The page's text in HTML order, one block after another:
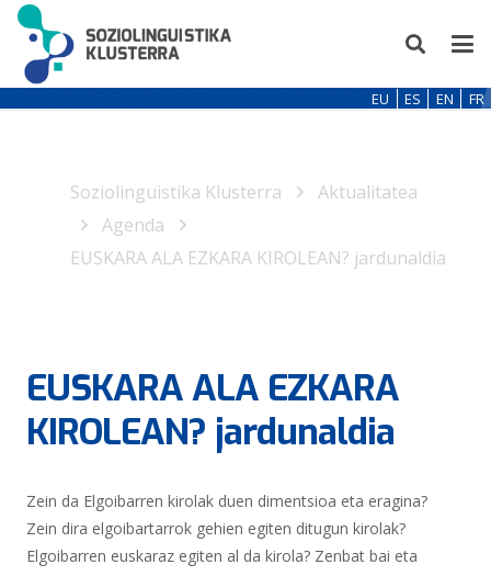
EU ES EN FR
Soziolinguistika Klusterra
Aktualitatea
Agenda
EUSKARA ALA EZKARA KIROLEAN? jardunaldia
EUSKARA ALA EZKARA
KIROLEAN? jardunaldia
Zein da Elgoibarren kirolak duen dimentsioa eta eragina?
Zein dira elgoibartarrok gehien egiten ditugun kirolak?
Elgoibarren euskaraz egiten al da kirola? Zenbat bai eta